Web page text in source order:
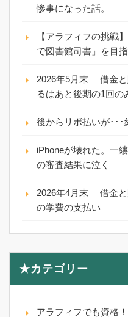
惨事になった話。
【アラフィフの挑戦
で図書館司書」を目
2026年5月末 借金と
るはあと後期の1回の
後からリボ払いが･･･
iPhoneが壊れた。一
の審査結果に泣く
2026年4月末 借金と
の学費の支払い
★カテゴリー
アラフィフでも資格！